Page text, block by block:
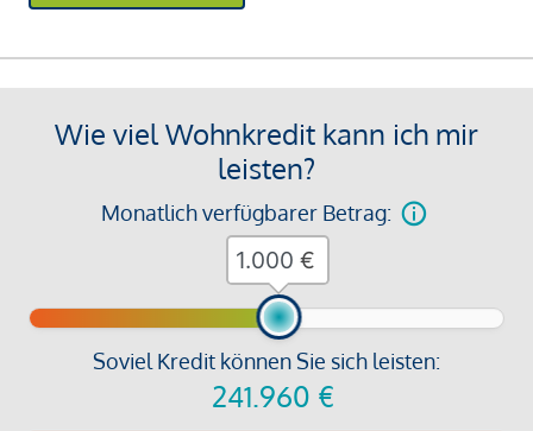
Wie viel Wohnkredit kann ich mir
leisten?
Monatlich verfügbarer Betrag:
Soviel Kredit können Sie sich leisten:
241.960 €
€